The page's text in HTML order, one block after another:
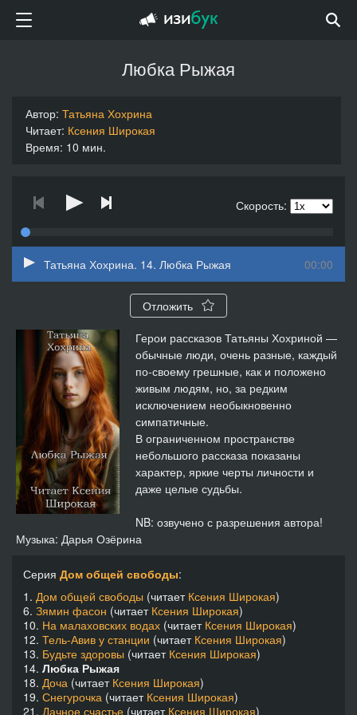
Любка Рыжая
Автор: Татьяна Хохрина
Читает: Ксения Широкая
Время: 10 мин.
Скорость:
00:00
Татьяна Хохрина. 14. Любка Рыжая
Отложить
Герои рассказов Татьяны Хохриной —
обычные люди, очень разные, каждый
по-своему грешные, как и положено
живым людям, но, за редким
исключением необыкновенно
симпатичные.
В ограниченном пространстве
небольшого рассказа показаны
характер, яркие черты личности и
даже целые судьбы.
NB: озвучено с разрешения автора!
Музыка: Дарья Озёрина
Серия Дом общей свободы:
1. Дом общей свободы (читает Ксения Широкая)
6. Зямин фасон (читает Ксения Широкая)
10. На малаховских водах (читает Ксения Широкая)
12. Тель-Авив у станции (читает Ксения Широкая)
13. Будьте здоровы (читает Ксения Широкая)
14. Любка Рыжая
18. Доча (читает Ксения Широкая)
19. Снегурочка (читает Ксения Широкая)
21. Дачное счастье (читает Ксения Широкая)